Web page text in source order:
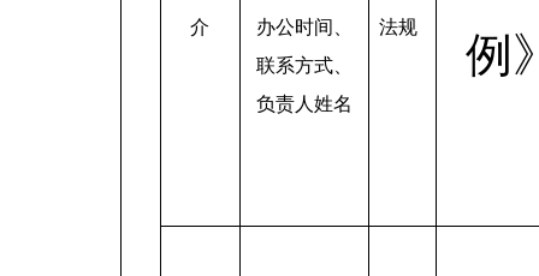
介
办公时间、
联系方式、
负责人姓名
法规
例